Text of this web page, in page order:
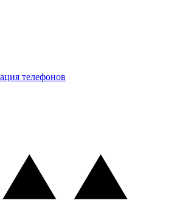
телефонов